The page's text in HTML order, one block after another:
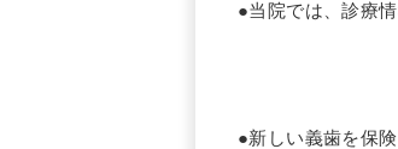
●当院では、診療
●新しい義歯を保